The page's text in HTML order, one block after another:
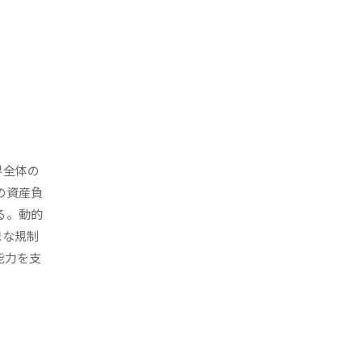
体の
資産負
。動的
規制
力を支